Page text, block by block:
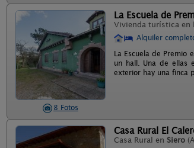
8 Fotos
La Escuela de
Vivienda turística en
Alquiler
La Escuela de Premio
un hall. Una de ellas
exterior hay una finca
Casa Rural El
Casa Rural en Siero